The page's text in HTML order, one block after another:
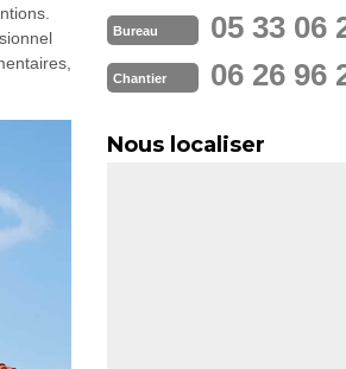
Bureau 05 33 06
Chantier 06 26 96
Nous localiser